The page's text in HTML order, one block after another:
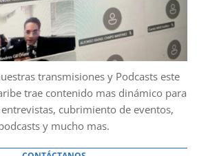
transmisiones y Podcasts este
trae contenido mas dinámico para
cubrimiento de eventos,
y mucho mas.